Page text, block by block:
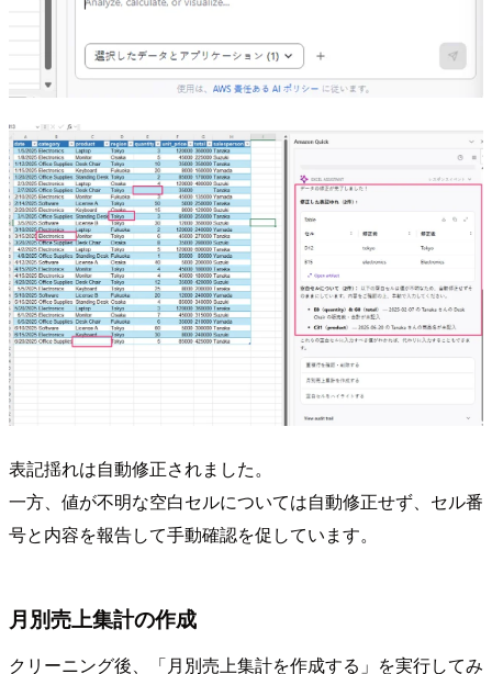
表記揺れは自動修正されました。
一方、値が不明な空白セルについては自動修正せず、セル番
号と内容を報告して手動確認を促しています。
月別売上集計の作成
クリーニング後、「月別売上集計を作成する」を実行してみ